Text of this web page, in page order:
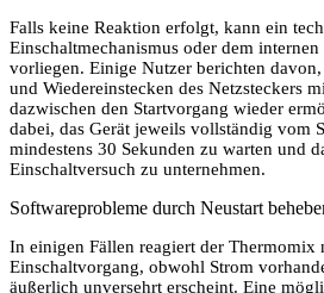
Falls keine Reaktion erfolgt, kann ein
Einschaltmechanismus oder dem internen
vorliegen. Einige Nutzer berichten
und Wiedereinstecken des Netzsteckers
dazwischen den Startvorgang wieder
dabei, das Gerät jeweils vollständig vom
mindestens 30 Sekunden zu warten und
Einschaltversuch zu unternehmen.
Softwareprobleme durch Neustart
In einigen Fällen reagiert der Thermomix
Einschaltvorgang, obwohl Strom
äußerlich unversehrt erscheint. Eine